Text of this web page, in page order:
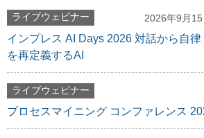
ライブウェビナー 2026年9月
インプレス AI Days 2026 対話から自
を再定義するAI
ライブウェビナー
プロセスマイニング コンファレンス